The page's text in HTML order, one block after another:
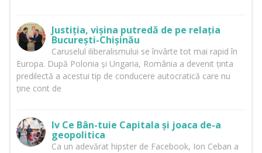
Justiția, vișina putredă de pe relația
București-Chișinău
Caruselul iliberalismului se învârte tot mai rapid în
Europa. După Polonia și Ungaria, România a devenit ținta
predilectă a acestui tip de conducere autocratică care nu
ține cont de
Iv Ce Bân-tuie Capitala și joaca de-a
geopolitica
Ca un adevărat hipster de Facebook, Ion Ceban a